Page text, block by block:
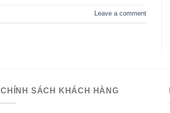
Leave a comment
CHÍNH SÁCH KHÁCH HÀNG